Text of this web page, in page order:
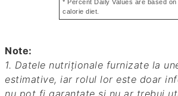
* Percent Daily Values are based on
calorie diet.
Note:
1. Datele nutriționale furnizate la unele rețete sunt
estimative, iar rolul lor este doar